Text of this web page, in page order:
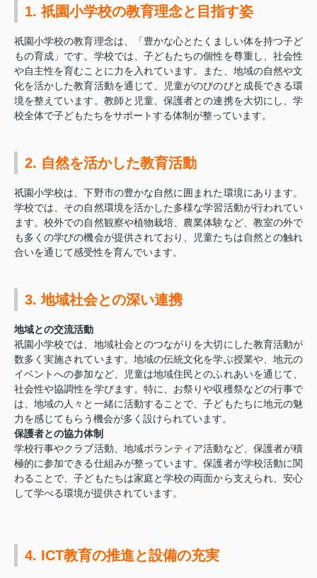
1. 祇園小学校の教育理念と目指す姿
祇園小学校の教育理念は、「豊かな心とたくましい体を持つ子ど
もの育成」です。学校では、子どもたちの個性を尊重し、社会性
や自主性を育むことに力を入れています。また、地域の自然や文
化を活かした教育活動を通じて、児童がのびのびと成長できる環
境を整えています。教師と児童、保護者との連携を大切にし、学
校全体で子どもたちをサポートする体制が整っています。
2. 自然を活かした教育活動
祇園小学校は、下野市の豊かな自然に囲まれた環境にあります。
学校では、その自然環境を活かした多様な学習活動が行われてい
ます。校外での自然観察や植物栽培、農業体験など、教室の外で
も多くの学びの機会が提供されており、児童たちは自然との触れ
合いを通じて感受性を育んでいます。
3. 地域社会との深い連携
地域との交流活動
祇園小学校では、地域社会とのつながりを大切にした教育活動が
数多く実施されています。地域の伝統文化を学ぶ授業や、地元の
イベントへの参加など、児童は地域住民とのふれあいを通じて、
社会性や協調性を学びます。特に、お祭りや収穫祭などの行事で
は、地域の人々と一緒に活動することで、子どもたちに地元の魅
力を感じてもらう機会が多く設けられています。
保護者との協力体制
学校行事やクラブ活動、地域ボランティア活動など、保護者が積
極的に参加できる仕組みが整っています。保護者が学校活動に関
わることで、子どもたちは家庭と学校の両面から支えられ、安心
して学べる環境が提供されています。
4. ICT教育の推進と設備の充実